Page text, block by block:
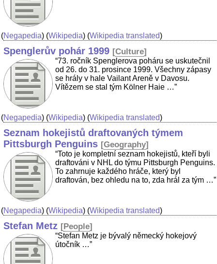
(Negapedia) (Wikipedia) (Wikipedia translated)
Spenglerův pohár 1999 [Culture]
“73. ročník Spenglerova poháru se uskutečnil
od 26. do 31. prosince 1999. Všechny zápasy
se hrály v hale Vailant Areně v Davosu.
Vítězem se stal tým Kölner Haie …”
(Negapedia) (Wikipedia) (Wikipedia translated)
Seznam hokejistů draftovaných týmem
Pittsburgh Penguins [Geography]
“Toto je kompletní seznam hokejistů, kteří byli
draftováni v NHL do týmu Pittsburgh Penguins.
To zahrnuje každého hráče, který byl
draftován, bez ohledu na to, zda hrál za tým …”
(Negapedia) (Wikipedia) (Wikipedia translated)
Stefan Metz [People]
“Stefan Metz je bývalý německý hokejový
útočník …”